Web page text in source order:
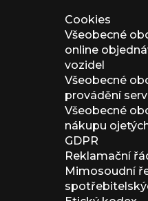
Cookies
Všeobecné
online
vozidel
Všeobecné
provádění
Všeobecné
nákupu
GDPR
Reklamační
Mimosoudní